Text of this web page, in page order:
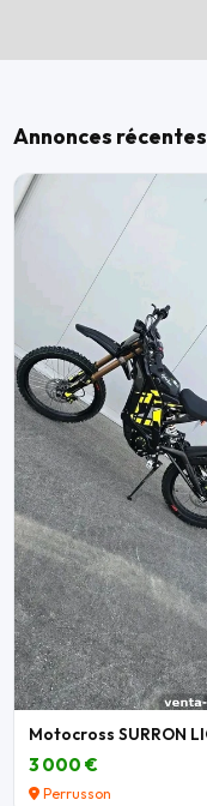
Annonces récentes
3 000 €
Perrusson